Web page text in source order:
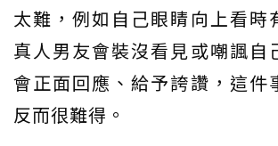
太難，例如自己眼睛向上看時
真人男友會裝沒看見或嘲諷自
會正面回應、給予誇讚，這件
反而很難得。